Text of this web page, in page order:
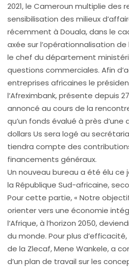
2021, le Cameroun multiplie des
sensibilisation des milieux
récemment à Douala, dans le
axée sur l’opérationnalisation
le chef du département
questions commerciales. Afin
entreprises africaines le
l’Afreximbank, présente depuis
annoncé au cours de la
qu’un fonds évalué à près d’une
dollars Us sera logé au
tiendra compte des
financements généraux.
Un nouveau bureau a été élu ce
la République Sud-africaine,
Pour cette partie, « Notre
orienter vers une économie
l’Afrique, à l’horizon 2050,
du monde. Pour plus
de la Zlecaf, Mene Wankele, a
d’un plan de travail sur les